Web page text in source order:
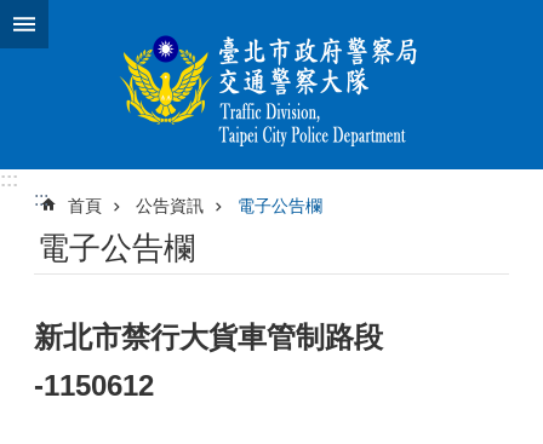
跳到主要內容區塊
:::
:::
首頁 公告資訊 電子公告欄
電子公告欄
新北市禁行大貨車管制路段
-1150612